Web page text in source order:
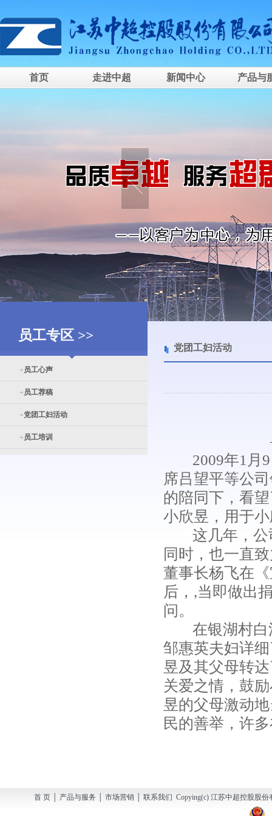
首页 走进中超 新闻中心 产品与
员工专区 >>
员工心声
员工荐稿
党团工妇活动
员工培训
党团工妇活动
2009年1月9
席吕望平等公
的陪同下，看
小欣昱，用于
这几年，公
同时，也一直
董事长杨飞在
后，,当即做出
问。
在银湖村白
邹惠英夫妇详
昱及其父母转
关爱之情，鼓
昱的父母激动
民的善举，许
首 页 │ 产品与服务 │ 市场营销 │ 联系我们 Copying(c) 江苏中超控股股